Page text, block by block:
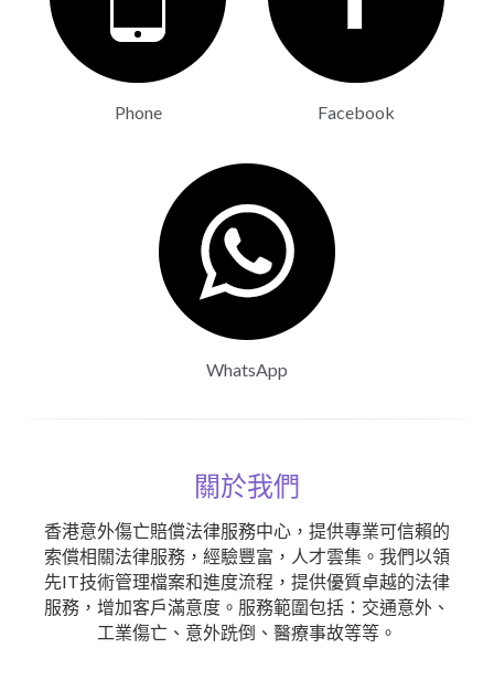
Phone Facebook
WhatsApp
關於我們
香港意外傷亡賠償法律服務中心，提供專業可信賴的
索償相關法律服務，經驗豐富，人才雲集。我們以領
先IT技術管理檔案和進度流程，提供優質卓越的法律
服務，增加客戶滿意度。服務範圍包括：交通意外、
工業傷亡、意外跣倒、醫療事故等等。